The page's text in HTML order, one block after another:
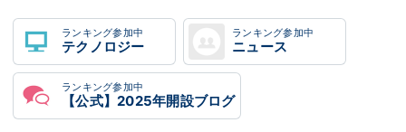
ランキング参加中
テクノロジー
ランキング参加中
ニュース
ランキング参加中
【公式】2025年開設ブログ